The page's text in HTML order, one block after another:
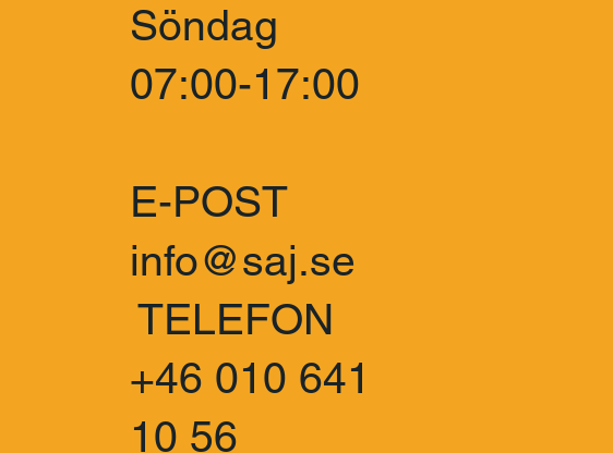
Söndag
07:00-17:00
E-POST
info@saj.se
TELEFON
+46 010 641
10 56